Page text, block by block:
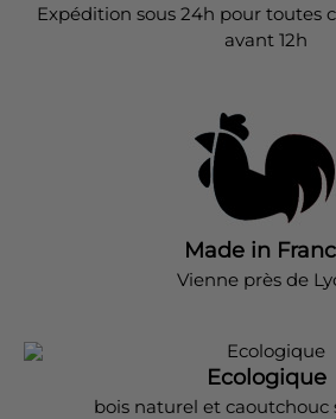
Expédition sous 24h pour toutes
avant 12h
Made in
Vienne près de
Ecologique
bois naturel et